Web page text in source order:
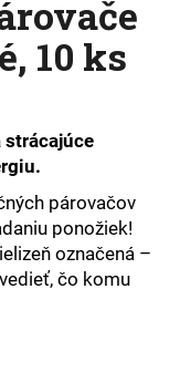
10 ks
strácajúce
párovačov
ponožiek!
označená –
čo komu